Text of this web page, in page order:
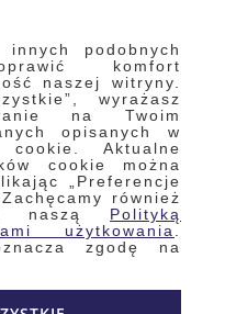
podobnych
komfort
naszej witryny.
wyrażasz
na Twoim
opisanych w
Aktualne
cookie można
„Preferencje
również
naszą Polityką
użytkowania
zgodę na